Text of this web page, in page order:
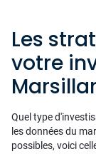
Les
votre
Quel type
les données du
possibles, voici